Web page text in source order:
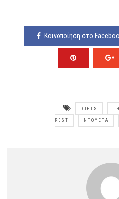
Κοινοποίηση στο
DUETS
REST ΝΤΟΥΈΤΑ